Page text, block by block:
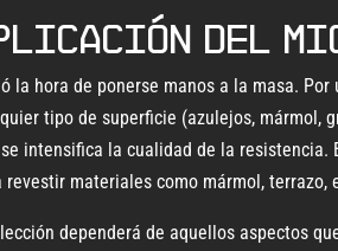
del
la hora de ponerse manos a la masa.
tipo de superficie (azulejos, mármol,
intensifica la cualidad de la resistencia.
revestir materiales como mármol,
dependerá de aquellos aspectos